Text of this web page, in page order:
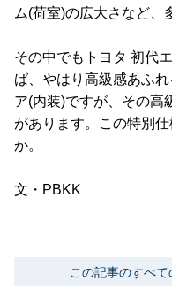
ム(荷室)の広大さなど、
その中でもトヨタ 初代
ば、やはり高級感あふ
ア(内装)ですが、その高
があります。この特別
か。
文・PBKK
この記事のすべて